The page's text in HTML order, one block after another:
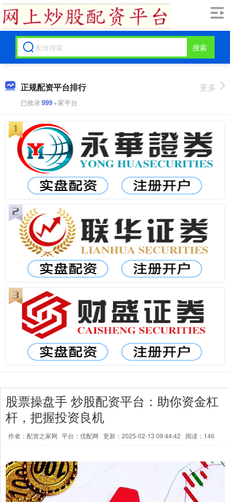
搜索
正规配资平台排行
已收录999+家平台
更多
股票操盘手 炒股配资平台：助你资金杠
杆，把握投资良机
作者：配资之家网 平台：优配网 更新：2025-02-13 09:44:42 阅读：146